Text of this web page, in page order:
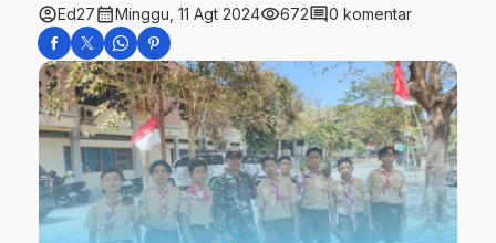
account_circleEd27calendar_monthMinggu, 11 Agt 2024visibility672comment0 komentar